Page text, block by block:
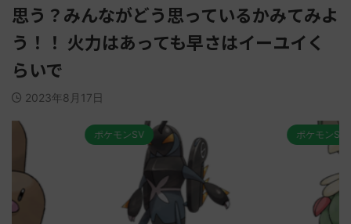
思う？みんながどう思っているかみてみよ
う！！ 火力はあっても早さはイーユイく
らいで
2023年8月17日
ポケモンSV ポケモンSV